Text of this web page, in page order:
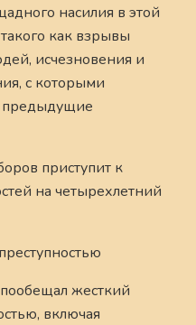
насилия в этой
как взрывы
исчезновения и
с которыми
предыдущие
приступит к
на четырехлетний
жесткий
включая